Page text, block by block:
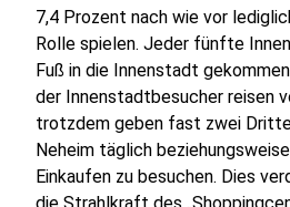
7,4 Prozent nach wie vor
Rolle spielen. Jeder fünfte
Fuß in die Innenstadt
der Innenstadtbesucher reisen
trotzdem geben fast zwei
Neheim täglich
Einkaufen zu besuchen. Dies